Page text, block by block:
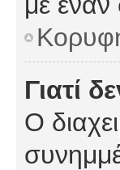
Γιατί
Ο